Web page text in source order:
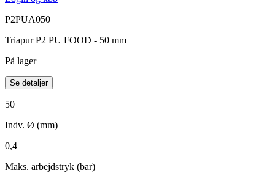
P2PUA050
Triapur P2 PU FOOD - 50 mm
På lager
Se detaljer
50
Indv. Ø (mm)
0,4
Maks. arbejdstryk (bar)